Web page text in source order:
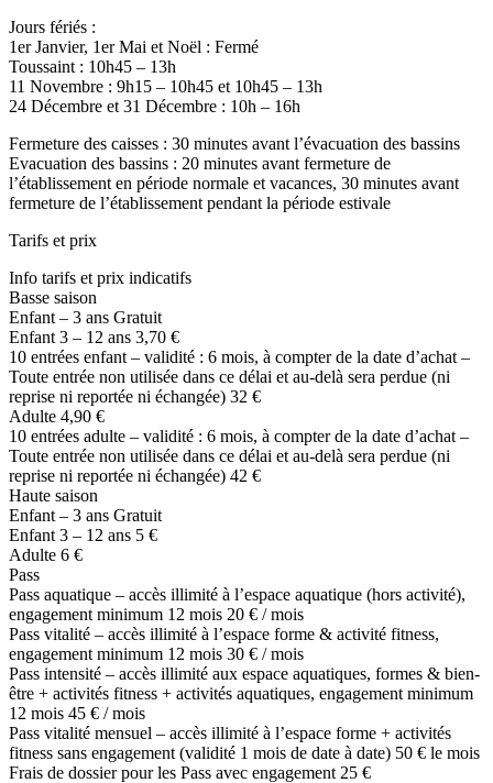
Jours fériés :
1er Janvier, 1er Mai et Noël : Fermé
Toussaint : 10h45 – 13h
11 Novembre : 9h15 – 10h45 et 10h45 – 13h
24 Décembre et 31 Décembre : 10h – 16h
Fermeture des caisses : 30 minutes avant l’évacuation des bassins
Evacuation des bassins : 20 minutes avant fermeture de
l’établissement en période normale et vacances, 30 minutes avant
fermeture de l’établissement pendant la période estivale
Tarifs et prix
Info tarifs et prix indicatifs
Basse saison
Enfant – 3 ans Gratuit
Enfant 3 – 12 ans 3,70 €
10 entrées enfant – validité : 6 mois, à compter de la date d’achat –
Toute entrée non utilisée dans ce délai et au-delà sera perdue (ni
reprise ni reportée ni échangée) 32 €
Adulte 4,90 €
10 entrées adulte – validité : 6 mois, à compter de la date d’achat –
Toute entrée non utilisée dans ce délai et au-delà sera perdue (ni
reprise ni reportée ni échangée) 42 €
Haute saison
Enfant – 3 ans Gratuit
Enfant 3 – 12 ans 5 €
Adulte 6 €
Pass
Pass aquatique – accès illimité à l’espace aquatique (hors activité),
engagement minimum 12 mois 20 € / mois
Pass vitalité – accès illimité à l’espace forme & activité fitness,
engagement minimum 12 mois 30 € / mois
Pass intensité – accès illimité aux espace aquatiques, formes & bien-
être + activités fitness + activités aquatiques, engagement minimum
12 mois 45 € / mois
Pass vitalité mensuel – accès illimité à l’espace forme + activités
fitness sans engagement (validité 1 mois de date à date) 50 € le mois
Frais de dossier pour les Pass avec engagement 25 €